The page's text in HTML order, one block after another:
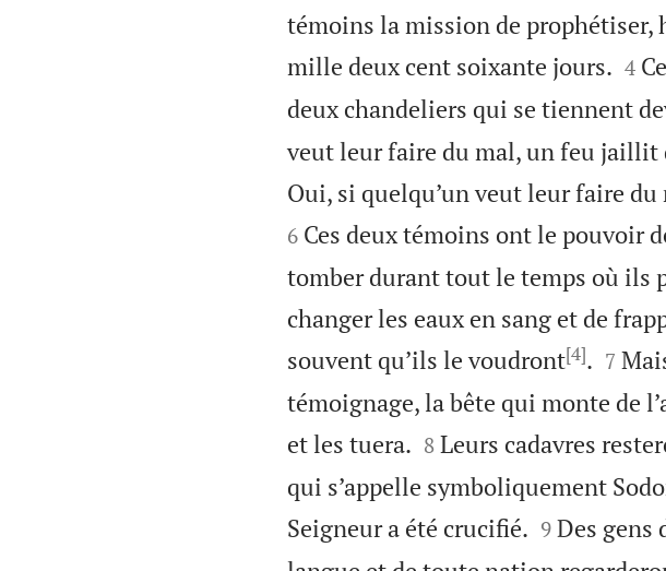
témoins la mission de prophétiser,
mille deux cent soixante jours.
4
deux chandeliers qui se tiennent
veut leur faire du mal, un feu jaillit
Oui, si quelqu’un veut leur faire
6 Ces deux témoins ont le pouvoir
tomber durant tout le temps où ils
changer les eaux en sang et de
souvent qu’ils le voudront[4].
7
témoignage, la bête qui monte de
et les tuera.
8 Leurs cadavres
qui s’appelle symboliquement
Seigneur a été crucifié.
9 Des gens